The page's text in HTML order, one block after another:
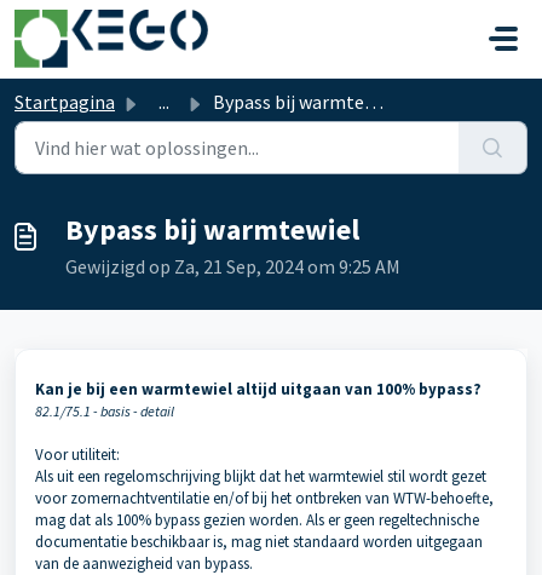
Doorgaan naar hoofdinhoud
Startpagina ... Bypass bij warmtewiel
Bypass bij warmtewiel
Gewijzigd op Za, 21 Sep, 2024 om 9:25 AM
Kan je bij een warmtewiel altijd uitgaan van 100% bypass?
82.1/75.1 - basis - detail
Voor utiliteit:
Als uit een regelomschrijving blijkt dat het warmtewiel stil wordt gezet
voor zomernachtventilatie en/of bij het ontbreken van WTW-behoefte,
mag dat als 100% bypass gezien worden. Als er geen regeltechnische
documentatie beschikbaar is, mag niet standaard worden uitgegaan
van de aanwezigheid van bypass.